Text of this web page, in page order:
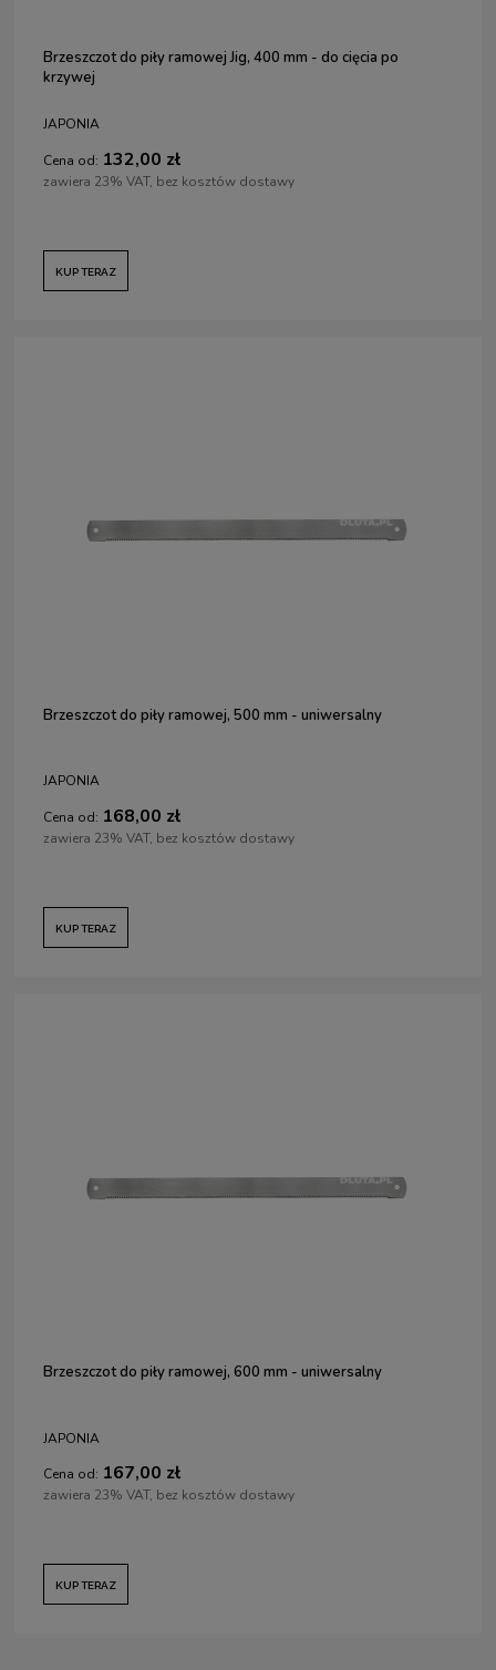
Brzeszczot do piły ramowej Jig, 400 mm - do cięcia po
krzywej
JAPONIA
Cena od: 132,00 zł
zawiera 23% VAT, bez kosztów dostawy
KUP TERAZ
Brzeszczot do piły ramowej, 500 mm - uniwersalny
JAPONIA
Cena od: 168,00 zł
zawiera 23% VAT, bez kosztów dostawy
KUP TERAZ
Brzeszczot do piły ramowej, 600 mm - uniwersalny
JAPONIA
Cena od: 167,00 zł
zawiera 23% VAT, bez kosztów dostawy
KUP TERAZ